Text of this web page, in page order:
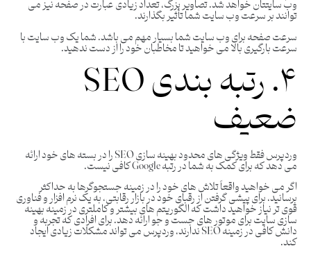
وب سایتتان خواهد شد. تصاویر بزرگ، تعداد زیادی عبارت در صفحه نیز می
توانند بر سرعت وب سایت شما تأثیر بگذارند.
سرعت صفحه برای وب سایت شما بسیار مهم می باشد. شما یک وب سایت با
سرعت بارگیری بالا می خواهید تا مخاطبان خود را از دست ندهید.
۴. رتبه بندی SEO
ضعیف
وردپرس فقط ویژگی های محدود بهینه سازی SEO را در بسته های خود ارائه
می دهد که برای کمک به شما در رتبه Google کافی نیست.
اگر می خواهید واقعاً تلاش های خود را در زمینه جستجوگرها به حداکثر
برسانید، برای پیشی گرفتن از رقبای خود در بازار رقابتی، به یک نرم افزار و فناوری
قوی تر نیاز خواهید داشت که الگوریتم های بیشتر و کاملتری در زمینه بهینه
سازی سایت برای موتور های جست و جو ارائه دهد. برای افرادی که تجربه و
دانش کافی در زمینه SEO ندارند، وردپرس می تواند مشکلات زیادی ایجاد
کند.